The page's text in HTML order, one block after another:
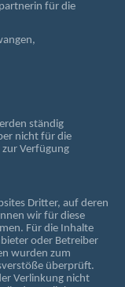
für die
ständig
nicht für die
Verfügung
Dritter, auf deren
wir für diese
Für die Inhalte
oder Betreiber
wurden zum
überprüft.
Verlinkung nicht